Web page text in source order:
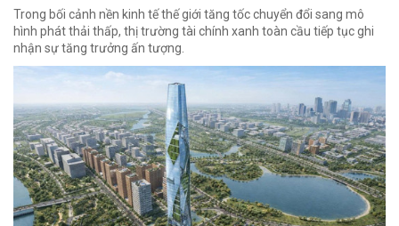
Trong bối cảnh nền kinh tế thế giới tăng tốc chuyển đổi sang mô
hình phát thải thấp, thị trường tài chính xanh toàn cầu tiếp tục ghi
nhận sự tăng trưởng ấn tượng.